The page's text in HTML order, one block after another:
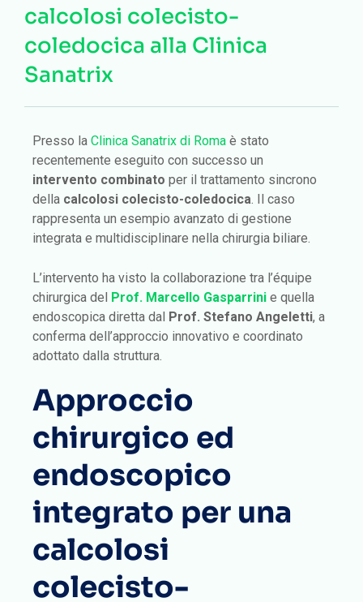
calcolosi colecisto-
coledocica alla Clinica
Sanatrix
Presso la Clinica Sanatrix di Roma è stato
recentemente eseguito con successo un
intervento combinato per il trattamento sincrono
della calcolosi colecisto-coledocica . Il caso
rappresenta un esempio avanzato di gestione
integrata e multidisciplinare nella chirurgia biliare.
L’intervento ha visto la collaborazione tra l’équipe
chirurgica del Prof. Marcello Gasparrini e quella
endoscopica diretta dal Prof. Stefano Angeletti, a
conferma dell’approccio innovativo e coordinato
adottato dalla struttura.
Approccio
chirurgico ed
endoscopico
integrato per una
calcolosi
colecisto-